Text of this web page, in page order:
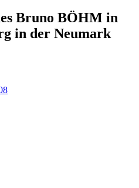
Bruno BÖHM in
in der Neumark